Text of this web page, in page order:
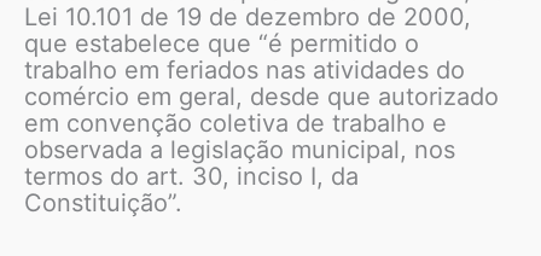
Lei 10.101 de 19 de dezembro de 2000,
que estabelece que “é permitido o
trabalho em feriados nas atividades do
comércio em geral, desde que autorizado
em convenção coletiva de trabalho e
observada a legislação municipal, nos
termos do art. 30, inciso I, da
Constituição”.